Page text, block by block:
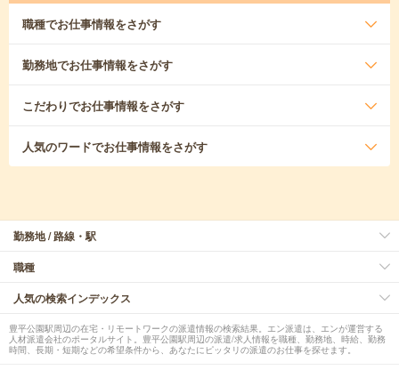
職種でお仕事情報をさがす
勤務地でお仕事情報をさがす
こだわりでお仕事情報をさがす
人気のワードでお仕事情報をさがす
勤務地 / 路線・駅
職種
人気の検索インデックス
豊平公園駅周辺の在宅・リモートワークの派遣情報の検索結果。エン派遣は、エンが運営する
人材派遣会社のポータルサイト。豊平公園駅周辺の派遣/求人情報を職種、勤務地、時給、勤務
時間、長期・短期などの希望条件から、あなたにピッタリの派遣のお仕事を探せます。